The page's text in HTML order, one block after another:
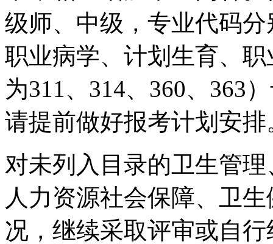
级师、中级，专业代码
职业病学、计划生育、
为311、314、360、363
请提前做好报考计划安排
对未列入目录的卫生管
人力资源社会保障、卫
况，继续采取评审或自